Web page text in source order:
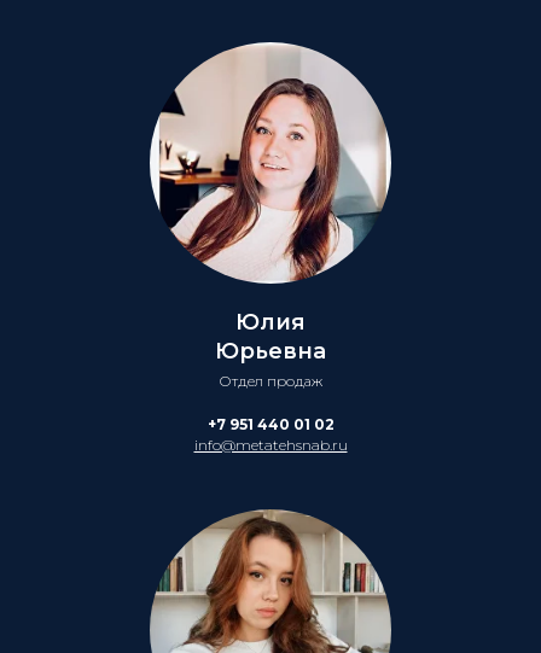
Юлия
Юрьевна
Отдел продаж
+7 951 440 01 02
info@metatehsnab.ru